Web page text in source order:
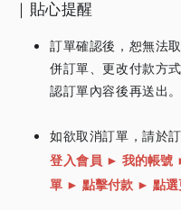
｜貼心提醒
訂單確認後，恕無法
併訂單、更改付款方
認訂單內容後再送出。
如欲取消訂單，請於
登入會員 ► 我的帳號
單 ► 點擊付款 ► 點